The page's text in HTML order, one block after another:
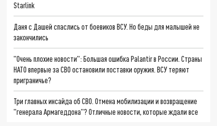
Starlink
Даня с Дашей спаслись от боевиков ВСУ. Но беды для малышей не
закончились
"Очень плохие новости": Большая ошибка Palantir в России. Страны
НАТО впервые за СВО остановили поставки оружия. ВСУ теряют
приграничье?
Три главных инсайда об СВО. Отмена мобилизации и возвращение
"генерала Армагеддона"? Отличные новости, которые ждали все